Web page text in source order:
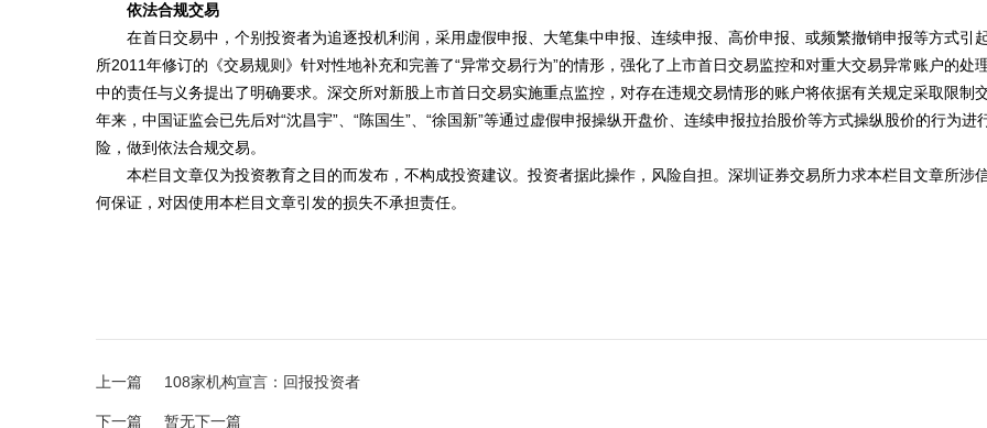
依法合规交易
在首日交易中，个别投资者为追逐投机利润，采用虚假申报、大笔集中申报、连续申报、高价申报、或频繁撤销申报等方式引
所2011年修订的《交易规则》针对性地补充和完善了“异常交易行为”的情形，强化了上市首日交易监控和对重大交易异常账户的
中的责任与义务提出了明确要求。深交所对新股上市首日交易实施重点监控，对存在违规交易情形的账户将依据有关规定采取限
年来，中国证监会已先后对“沈昌宇”、“陈国生”、“徐国新”等通过虚假申报操纵开盘价、连续申报拉抬股价等方式操纵股价的行为
险，做到依法合规交易。
本栏目文章仅为投资教育之目的而发布，不构成投资建议。投资者据此操作，风险自担。深圳证券交易所力求本栏目文章所涉
何保证，对因使用本栏目文章引发的损失不承担责任。
上一篇 108家机构宣言：回报投资者
下一篇 暂无下一篇